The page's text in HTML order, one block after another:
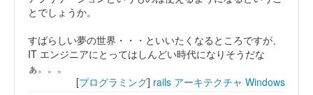
とでしょうか。
すばらしい夢の世界・・・といいたくなるところですが、
IT エンジニアにとってはしんどい時代になりそうだな
ぁ。。。
[プログラミング] rails アーキテクチャ Windows